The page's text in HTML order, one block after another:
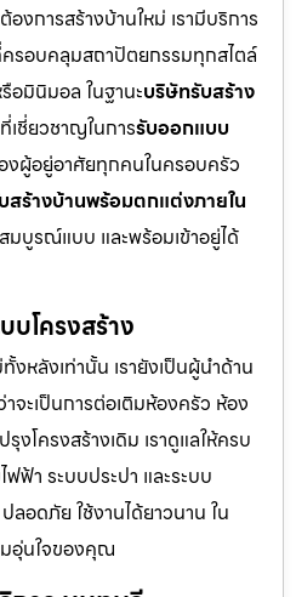
งการสร้างบ้านใหม่ เรามีบริการ
รอบคลุมสถาปัตยกรรมทุกสไตล์
อมินิมอล ในฐานะบริษัทรับสร้าง
เชี่ยวชาญในการรับออกแบบ
งผู้อยู่อาศัยทุกคนในครอบครัว
สร้างบ้านพร้อมตกแต่งภายใน
บูรณ์แบบ และพร้อมเข้าอยู่ได้
บโครงสร้าง
งหลังเท่านั้น เรายังเป็นผู้นำด้าน
าจะเป็นการต่อเติมห้องครัว ห้อง
งโครงสร้างเดิม เราดูแลให้ครบ
ฟ้า ระบบประปา และระบบ
ลอดภัย ใช้งานได้ยาวนาน ใน
อุ่นใจของคุณ